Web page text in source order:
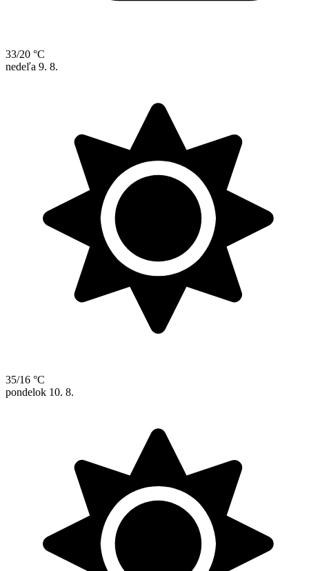
33/20 °C
nedeľa 9. 8.
35/16 °C
pondelok 10. 8.